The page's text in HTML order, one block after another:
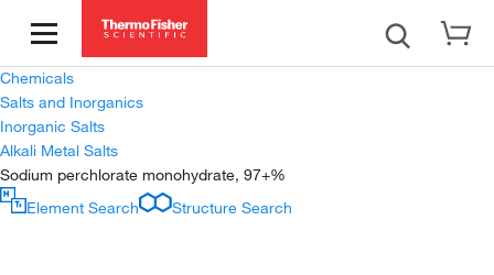
Chemicals
Salts and Inorganics
Inorganic Salts
Alkali Metal Salts
Sodium perchlorate monohydrate, 97+%
Element Search
Structure Search